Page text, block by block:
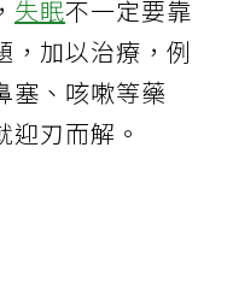
失眠不一定要靠
，加以治療，例
塞、咳嗽等藥
刃而解。